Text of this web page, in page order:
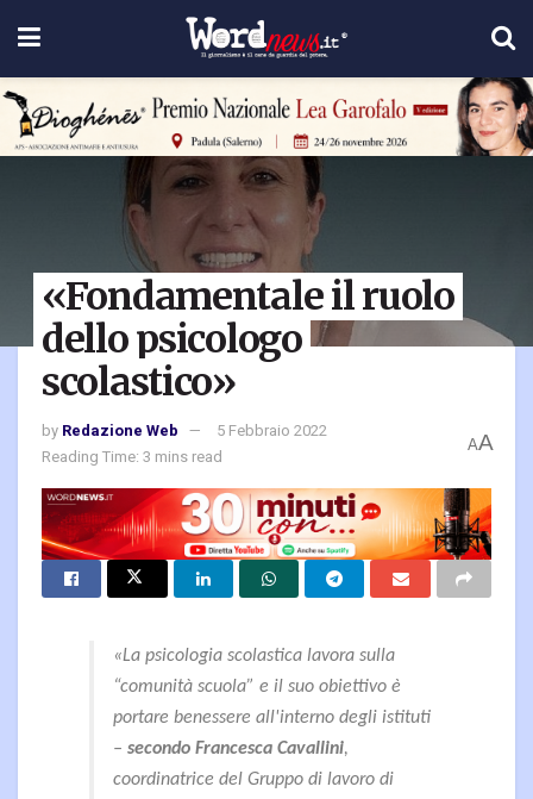
«Fondamentale il ruolo
dello psicologo
scolastico»
by Redazione Web
5 Febbraio 2022
Reading Time: 3 mins read
AA
«La psicologia scolastica lavora sulla
“comunità scuola” e il suo obiettivo è
portare benessere all'interno degli istituti
– secondo Francesca Cavallini,
coordinatrice del Gruppo di lavoro di